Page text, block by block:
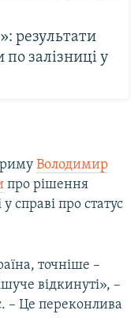
результати
залізниці у
Володимир
про рішення
справі про статус
точніше –
відкинуті», –
– Це переконлива